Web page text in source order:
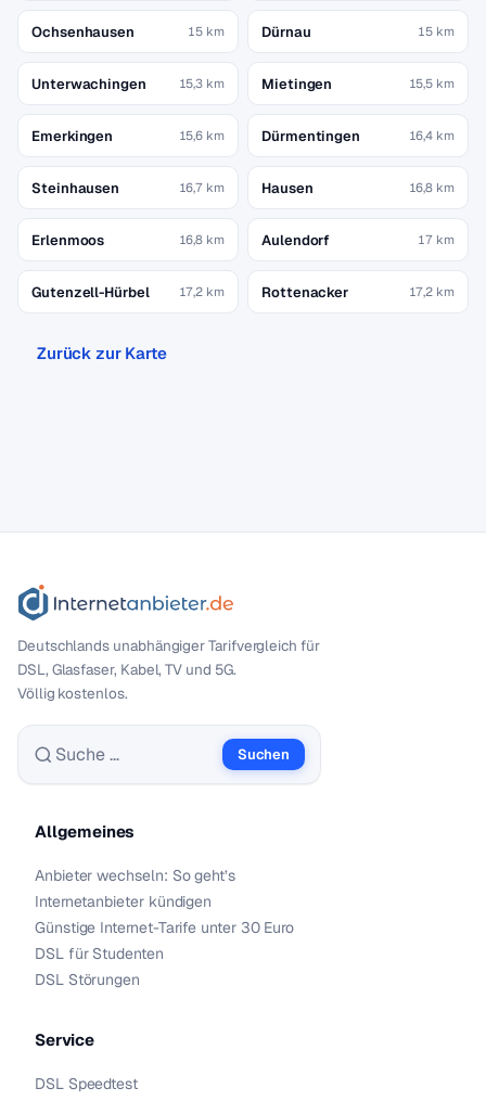
Ochsenhausen 15 km Dürnau 15 km
Unterwachingen 15,3 km Mietingen 15,5 km
Emerkingen 15,6 km Dürmentingen 16,4 km
Steinhausen 16,7 km Hausen 16,8 km
Erlenmoos 16,8 km Aulendorf 17 km
Gutenzell-Hürbel 17,2 km Rottenacker 17,2 km
Zurück zur Karte
Deutschlands unabhängiger Tarif­vergleich für
DSL, Glasfaser, Kabel, TV und 5G.
Völlig kostenlos.
Suche nach:
Suchen
Allgemeines
Anbieter wechseln: So geht’s
Internetanbieter kündigen
Günstige Internet-Tarife unter 30 Euro
DSL für Studenten
DSL Störungen
Service
DSL Speedtest